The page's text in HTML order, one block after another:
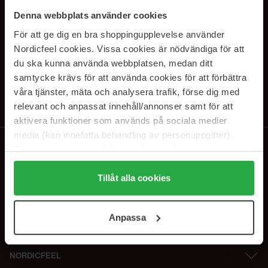
Denna webbplats använder cookies
För att ge dig en bra shoppingupplevelse använder
Nordicfeel cookies. Vissa cookies är nödvändiga för att
du ska kunna använda webbplatsen, medan ditt
samtycke krävs för att använda cookies för att förbättra
våra tjänster, mäta och analysera trafik, förse dig med
relevant och anpassat innehåll/annonser samt för att
aktivera funktioner som används på sociala medier
media (kan innefatta behandling av personuppgifter).
Genom att trycka på "Tillåt alla cookies" accepterar du
alla cookies, medan du under "Detaljer" kan anpassa
användningen av cookies. Du kan när som helst återkalla
samt vår Integritetspolicy.
Tillåt alla cookies
Anpassa
PRENUMERERA PÅ VÅRA
NYHETSBREV
E-postadress
Genom att prenumerera accepterar du vårIntegritetspolicy.
NORDICFEEL